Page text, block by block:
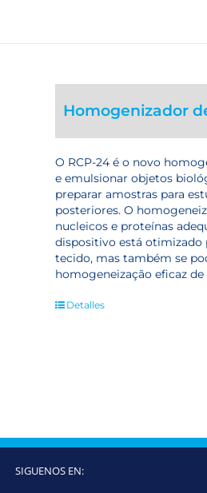
Homogenizador
O RCP-24 é o novo
e emulsionar objetos
preparar amostras para
posteriores. O
nucleicos e proteínas
dispositivo está otimizado
tecido, mas também se
homogeneização eficaz
Detalles
SIGUENOS EN: